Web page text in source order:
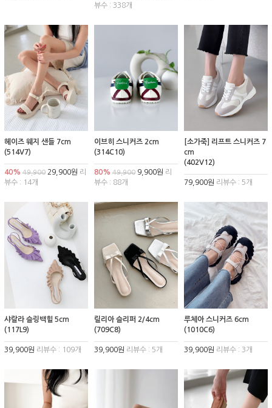
뷰수 : 338개
헤이즈 웨지 샌들 7cm
(514V7)
40% 49,900 29,900원 리
뷰수 : 14개
이브히 스니커즈 2cm
(314C10)
80% 49,9009,900원 리
뷰수 : 88개
[소가죽] 리프트 스니커즈 7
cm
(402V12)
79,900원 리뷰수 : 5개
샤랄라 슬링백힐 5cm
(117L9)
39,900원 리뷰수 : 109개
릴리아 슬리퍼 2/4cm
(709C8)
39,900원 리뷰수 : 5개
루체아 스니커즈 6cm
(1010C6)
39,900원 리뷰수 : 3개